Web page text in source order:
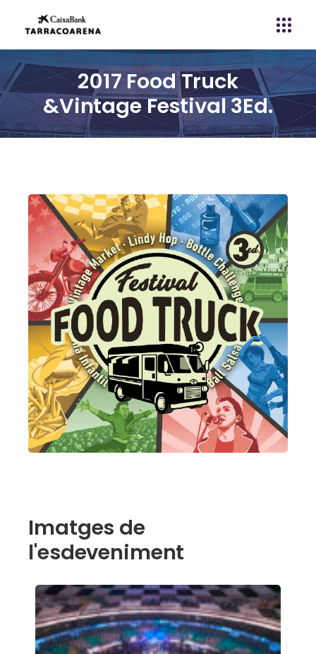
2017 Food Truck
&Vintage Festival 3Ed.
Imatges de
l'esdeveniment